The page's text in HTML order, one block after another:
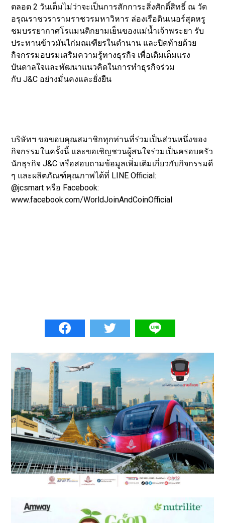
ตลอด 2 วันเต็มไม่ว่าจะเป็นการสักการะสิ่งศักดิ์สิทธิ์ ณ วัด
อรุณราชวรารามราชวรมหาวิหาร ล่องเรือดินเนอร์สุดหรู
ชมบรรยากาศโรแมนติกยามเย็นของแม่น้ำเจ้าพระยา รับ
ประทานข้าวมันไก่มณเฑียรในตำนาน และปิดท้ายด้วย
กิจกรรมอบรมเสริมความรู้ทางธุรกิจ เพื่อเติมเต็มแรง
บันดาลใจและพัฒนาแนวคิดในการทำธุรกิจร่วม
กับ J&C อย่างมั่นคงและยั่งยืน
บริษัทฯ ขอขอบคุณสมาชิกทุกท่านที่ร่วมเป็นส่วนหนึ่งของ
กิจกรรมในครั้งนี้ และขอเชิญชวนผู้สนใจร่วมเป็นครอบครัว
นักธุรกิจ J&C หรือสอบถามข้อมูลเพิ่มเติมเกี่ยวกับกิจกรรมดี
ๆ และผลิตภัณฑ์คุณภาพได้ที่ LINE Official:
@jcsmart หรือ Facebook:
www.facebook.com/WorldJoinAndCoinOfficial